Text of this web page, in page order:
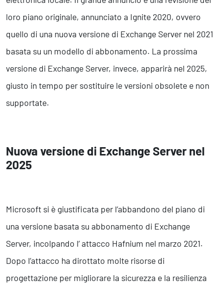
Business Intelligence, Analitiche e Intelligenza Artificiale
Sviluppo App
Operation
Smart Working
Project Management
Finanza & Gestione Economica
Safety
Cyber Security
loro piano originale, annunciato a Ignite 2020, ovvero
quello di una nuova versione di Exchange Server nel 2021
basata su un modello di abbonamento. La prossima
versione di Exchange Server, invece, apparirà nel 2025,
giusto in tempo per sostituire le versioni obsolete e non
supportate.
Nuova versione di Exchange Server nel
2025
Microsoft si è giustificata per l’abbandono del piano di
una versione basata su abbonamento di Exchange
Server, incolpando l’ attacco Hafnium nel marzo 2021.
Dopo l’attacco ha dirottato molte risorse di
progettazione per migliorare la sicurezza e la resilienza